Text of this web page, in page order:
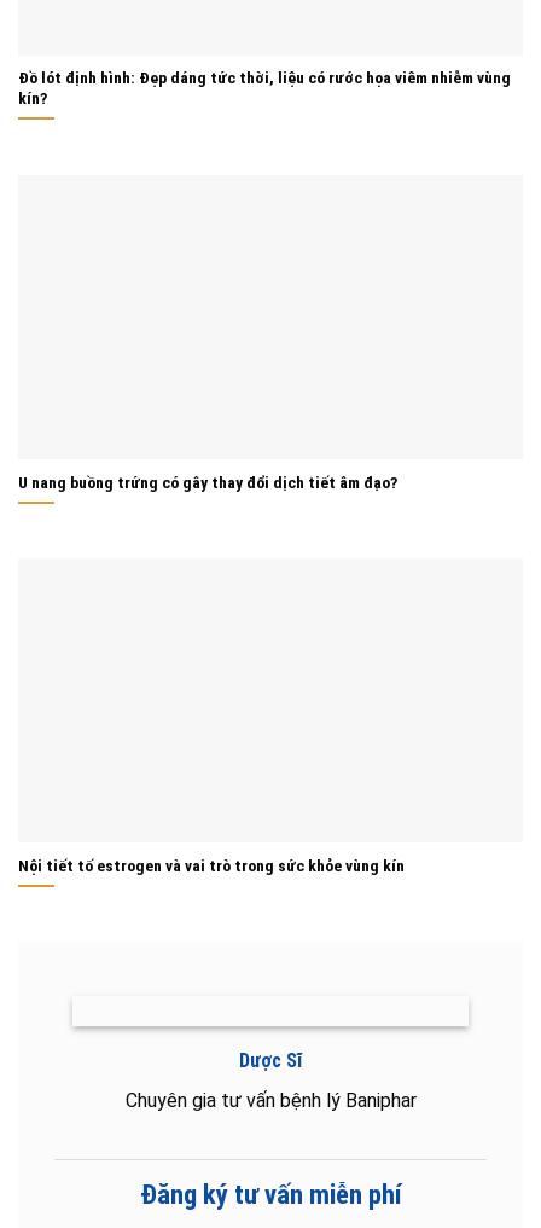
Đồ lót định hình: Đẹp dáng tức thời, liệu có rước họa viêm nhiễm vùng
kín?
U nang buồng trứng có gây thay đổi dịch tiết âm đạo?
Nội tiết tố estrogen và vai trò trong sức khỏe vùng kín
Dược Sĩ
Chuyên gia tư vấn bệnh lý Baniphar
Đăng ký tư vấn miễn phí